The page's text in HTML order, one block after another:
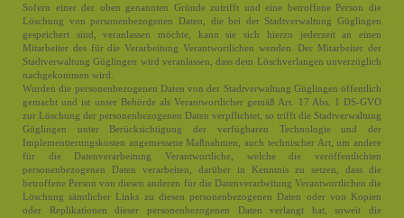
Sofern einer der oben genannten Gründe zutrifft und eine betroffene Person die
Löschung von personenbezogenen Daten, die bei der Stadtverwaltung Güglingen
gespeichert sind, veranlassen möchte, kann sie sich hierzu jederzeit an einen
Mitarbeiter des für die Verarbeitung Verantwortlichen wenden. Der Mitarbeiter der
Stadtverwaltung Güglingen wird veranlassen, dass dem Löschverlangen unverzüglich
nachgekommen wird.
Wurden die personenbezogenen Daten von der Stadtverwaltung Güglingen öffentlich
gemacht und ist unser Behörde als Verantwortlicher gemäß Art. 17 Abs. 1 DS-GVO
zur Löschung der personenbezogenen Daten verpflichtet, so trifft die Stadtverwaltung
Güglingen unter Berücksichtigung der verfügbaren Technologie und der
Implementierungskosten angemessene Maßnahmen, auch technischer Art, um andere
für die Datenverarbeitung Verantwortliche, welche die veröffentlichten
personenbezogenen Daten verarbeiten, darüber in Kenntnis zu setzen, dass die
betroffene Person von diesen anderen für die Datenverarbeitung Verantwortlichen die
Löschung sämtlicher Links zu diesen personenbezogenen Daten oder von Kopien
oder Replikationen dieser personenbezogenen Daten verlangt hat, soweit die